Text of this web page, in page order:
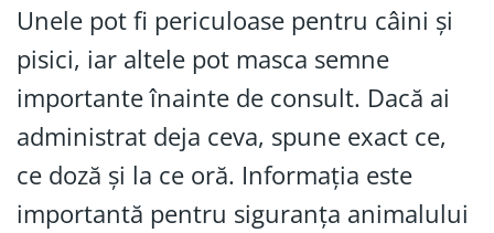
Unele pot fi periculoase pentru câini și
pisici, iar altele pot masca semne
importante înainte de consult. Dacă ai
administrat deja ceva, spune exact ce,
ce doză și la ce oră. Informația este
importantă pentru siguranța animalului